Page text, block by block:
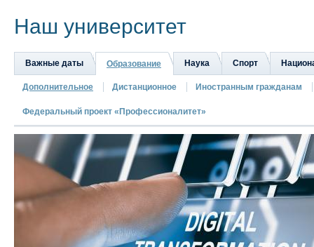
Наш университет
Важные даты Образование Наука Спорт
Дополнительное Дистанционное Иностранным гражданам
Федеральный проект «Профессионалитет»